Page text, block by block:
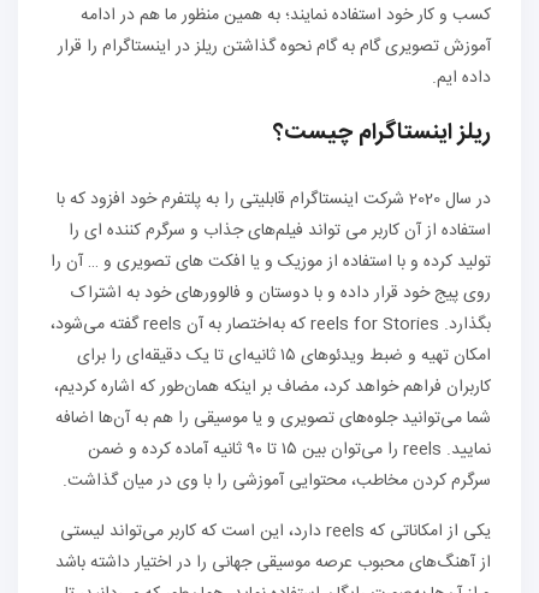
کسب‌ و کار خود استفاده نمایند؛ به همین منظور ما هم در ادامه
آموزش تصویری گام به گام نحوه گذاشتن ریلز در اینستاگرام را قرار
داده ایم.
ریلز اینستاگرامچیست؟
در سال 2020 شرکت اینستاگرام قابلیتی را به پلتفرم خود افزود که با
استفاده از آن کاربر می‌ تواند فیلم‌های جذاب و سرگرم‌ کننده‌ ای را
تولید کرده و با استفاده از موزیک و یا افکت‌ های تصویری و … آن را
روی پیج خود قرار داده و با دوستان و فالوورهای خود به اشتراک
بگذارد. reels for Stories که به‌اختصار به آن reels گفته می‌شود،
امکان تهیه و ضبط ویدئوهای ۱۵ ثانیه‌ای تا یک دقیقه‌ای را برای
کاربران فراهم خواهد کرد، مضاف بر اینکه همان‌طور که اشاره کردیم،
شما می‌توانید جلوه‌های تصویری و یا موسیقی را هم به آن‌ها اضافه
نمایید. reels را می‌توان بین ۱۵ تا ۹۰ ثانیه آماده کرده و ضمن
سرگرم کردن مخاطب، محتوایی آموزشی را با وی در میان گذاشت.
یکی از امکاناتی که reels دارد، این است که کاربر می‌تواند لیستی
از آهنگ‌های محبوب عرصه موسیقی جهانی را در اختیار داشته باشد